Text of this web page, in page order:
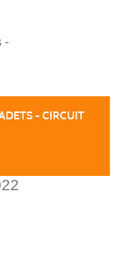
-
- CIRCUIT